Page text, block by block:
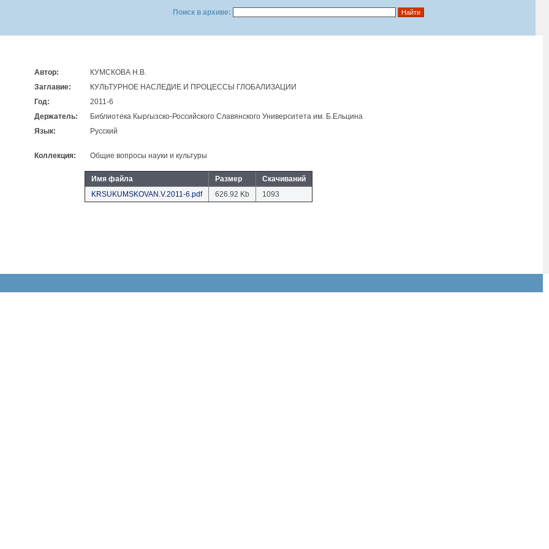
Поиск в архиве:
Автор:
КУМСКОВА Н.В.
Заглавие:
КУЛЬТУРНОЕ НАСЛЕДИЕ И ПРОЦЕССЫ ГЛОБАЛИЗАЦИИ
Год:
2011-6
Держатель:
Библиотека Кыргызско-Российского Славянского Университета им. Б.Eльцина
Язык:
Русский
Коллекция: Общие вопросы науки и культуры
Имя файла Размер
Скачиваний
KRSUKUMSKOVAN.V.2011-6.pdf
626.92 Kb 1093